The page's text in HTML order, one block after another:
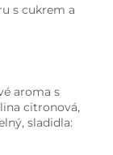
s cukrem a
aroma s
citronová,
sladidla: